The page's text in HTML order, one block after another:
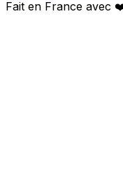
Fait en France avec